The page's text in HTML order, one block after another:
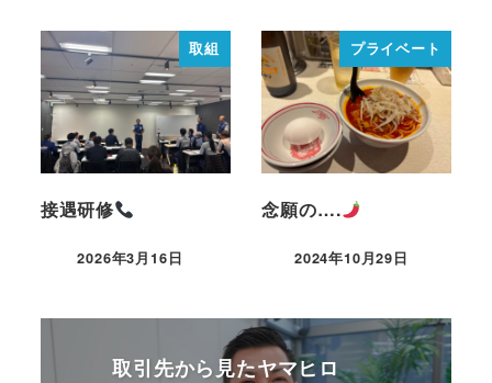
取組
接遇研修
2026年3月16日
プライベート
念願の….
2024年10月29日
取引先から見たヤマヒロ